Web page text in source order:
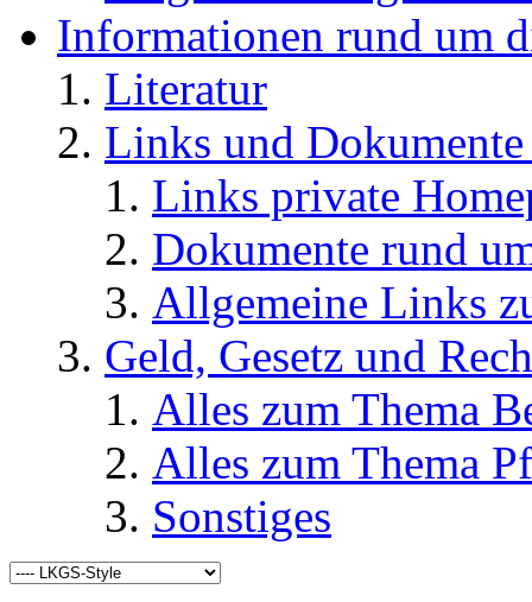
Informationen rund um
Literatur
Links und
Links private
Dokumente rund
Allgemeine Links
Geld, Gesetz und
Alles zum Thema
Alles zum Thema
Sonstiges